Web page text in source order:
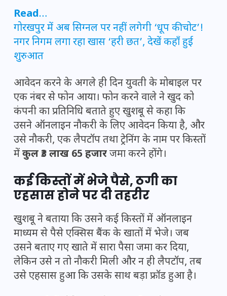
Read…
गोरखपुर में अब सिग्नल पर नहीं लगेगी ‘धूप की चोट’!
नगर निगम लगा रहा खास ‘हरी छत’, देखें कहाँ हुई
शुरुआत
आवेदन करने के अगले ही दिन युवती के मोबाइल पर
एक नंबर से फोन आया। फोन करने वाले ने खुद को
कंपनी का प्रतिनिधि बताते हुए खुशबू से कहा कि
उसने ऑनलाइन नौकरी के लिए आवेदन किया है, और
उसे नौकरी, एक लैपटॉप तथा ट्रेनिंग के नाम पर किस्तों
मेंकुल ₹3 लाख 65 हजारजमा करने होंगे।
कई किस्तों में भेजे पैसे, ठगी का
एहसास होने पर दी तहरीर
खुशबू ने बताया कि उसने कई किस्तों में ऑनलाइन
माध्यम से पैसे एक्सिस बैंक के खातों में भेजे। जब
उसने बताए गए खाते में सारा पैसा जमा कर दिया,
लेकिन उसे न तो नौकरी मिली और न ही लैपटॉप, तब
उसे एहसास हुआ कि उसके साथ बड़ा फ्रॉड हुआ है।